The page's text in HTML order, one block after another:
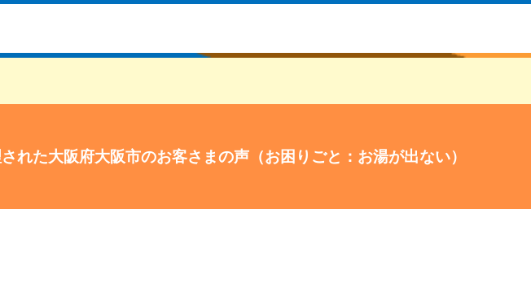
れた大阪府大阪市のお客さまの声（お困りごと：お湯が出ない）